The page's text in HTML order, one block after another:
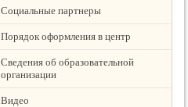
Социальные партнеры
Порядок оформления в центр
Сведения об образовательной
организации
Видео